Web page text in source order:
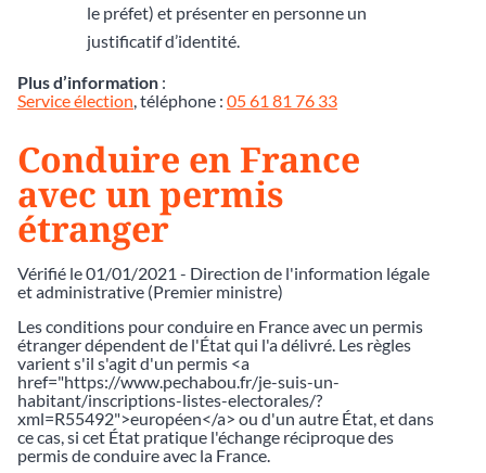
le préfet) et présenter en personne un
justificatif d’identité.
Plus d’information :
Service élection , téléphone : 05 61 81 76 33
Conduire en France
avec un permis
étranger
Vérifié le 01/01/2021 - Direction de l'information légale
et administrative (Premier ministre)
Les conditions pour conduire en France avec un permis
étranger dépendent de l'État qui l'a délivré. Les règles
varient s'il s'agit d'un permis <a
href="https://www.pechabou.fr/je-suis-un-
habitant/inscriptions-listes-electorales/?
xml=R55492">européen</a> ou d'un autre État, et dans
ce cas, si cet État pratique l'échange réciproque des
permis de conduire avec la France.